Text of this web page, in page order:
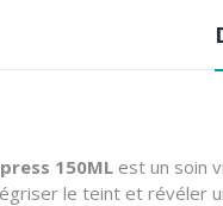
150ML est un soin
le teint et révéler